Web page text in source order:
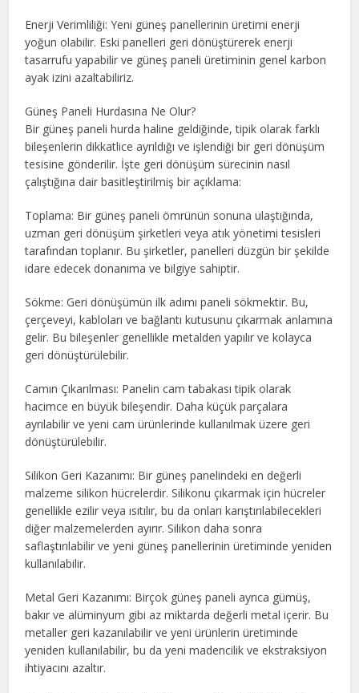
Enerji Verimliliği: Yeni güneş panellerinin üretimi enerji
yoğun olabilir. Eski panelleri geri dönüştürerek enerji
tasarrufu yapabilir ve güneş paneli üretiminin genel karbon
ayak izini azaltabiliriz.
Güneş Paneli Hurdasına Ne Olur?
Bir güneş paneli hurda haline geldiğinde, tipik olarak farklı
bileşenlerin dikkatlice ayrıldığı ve işlendiği bir geri dönüşüm
tesisine gönderilir. İşte geri dönüşüm sürecinin nasıl
çalıştığına dair basitleştirilmiş bir açıklama:
Toplama: Bir güneş paneli ömrünün sonuna ulaştığında,
uzman geri dönüşüm şirketleri veya atık yönetimi tesisleri
tarafından toplanır. Bu şirketler, panelleri düzgün bir şekilde
idare edecek donanıma ve bilgiye sahiptir.
Sökme: Geri dönüşümün ilk adımı paneli sökmektir. Bu,
çerçeveyi, kabloları ve bağlantı kutusunu çıkarmak anlamına
gelir. Bu bileşenler genellikle metalden yapılır ve kolayca
geri dönüştürülebilir.
Camın Çıkarılması: Panelin cam tabakası tipik olarak
hacimce en büyük bileşendir. Daha küçük parçalara
ayrılabilir ve yeni cam ürünlerinde kullanılmak üzere geri
dönüştürülebilir.
Silikon Geri Kazanımı: Bir güneş panelindeki en değerli
malzeme silikon hücrelerdir. Silikonu çıkarmak için hücreler
genellikle ezilir veya ısıtılır, bu da onları karıştırılabilecekleri
diğer malzemelerden ayırır. Silikon daha sonra
saflaştırılabilir ve yeni güneş panellerinin üretiminde yeniden
kullanılabilir.
Metal Geri Kazanımı: Birçok güneş paneli ayrıca gümüş,
bakır ve alüminyum gibi az miktarda değerli metal içerir. Bu
metaller geri kazanılabilir ve yeni ürünlerin üretiminde
yeniden kullanılabilir, bu da yeni madencilik ve ekstraksiyon
ihtiyacını azaltır.